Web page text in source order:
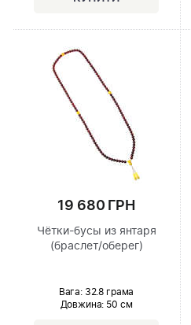
19 680 ГРН
Чётки-бусы из янтаря
(браслет/оберег)
Вага: 32.8 грама
Довжина: 50 см